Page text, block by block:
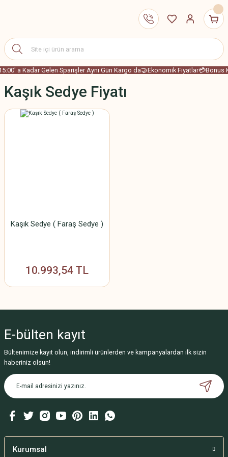
a Kadar Gelen Sparişler Aynı Gün Kargo da🤝Ekonomik Fiyatlar💳Bonus
Kaşık Sedye Fiyatı
Kaşık Sedye ( Faraş Sedye )
10.993,54 TL
E-bülten kayıt
Bültenimize kayıt olun, indirimli ürünlerden ve kampanyalardan ilk sizin
haberiniz olsun!
Kurumsal